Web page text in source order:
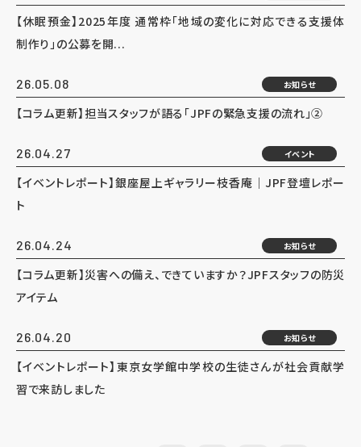
【休眠預金】2025年度 通常枠「地域の変化に対応できる支援体
制作り」の公募を開...
26.05.08 お知らせ
【コラム更新】担当スタッフが語る「JPFの緊急支援の流れ」②
26.04.27 イベント
【イベントレポート】銀座屋上ギャラリー枝香庵｜JPF登壇レポー
ト
26.04.24 お知らせ
【コラム更新】災害への備え、できていますか？JPFスタッフの防災
アイテム
26.04.20 お知らせ
【イベントレポート】東京女学館中学校の生徒さんが社会貢献学
習で来訪しました